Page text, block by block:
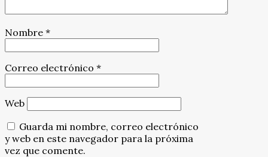
Nombre *
Correo electrónico *
Web
Guarda mi nombre, correo electrónico
y web en este navegador para la próxima
vez que comente.